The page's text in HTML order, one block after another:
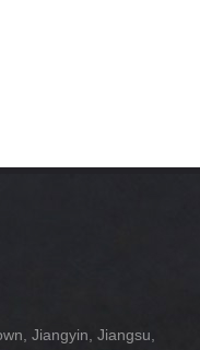
Jiangyin, Jiangsu,